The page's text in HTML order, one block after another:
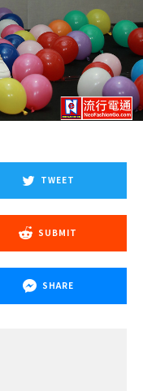
TWEET
SUBMIT
SHARE